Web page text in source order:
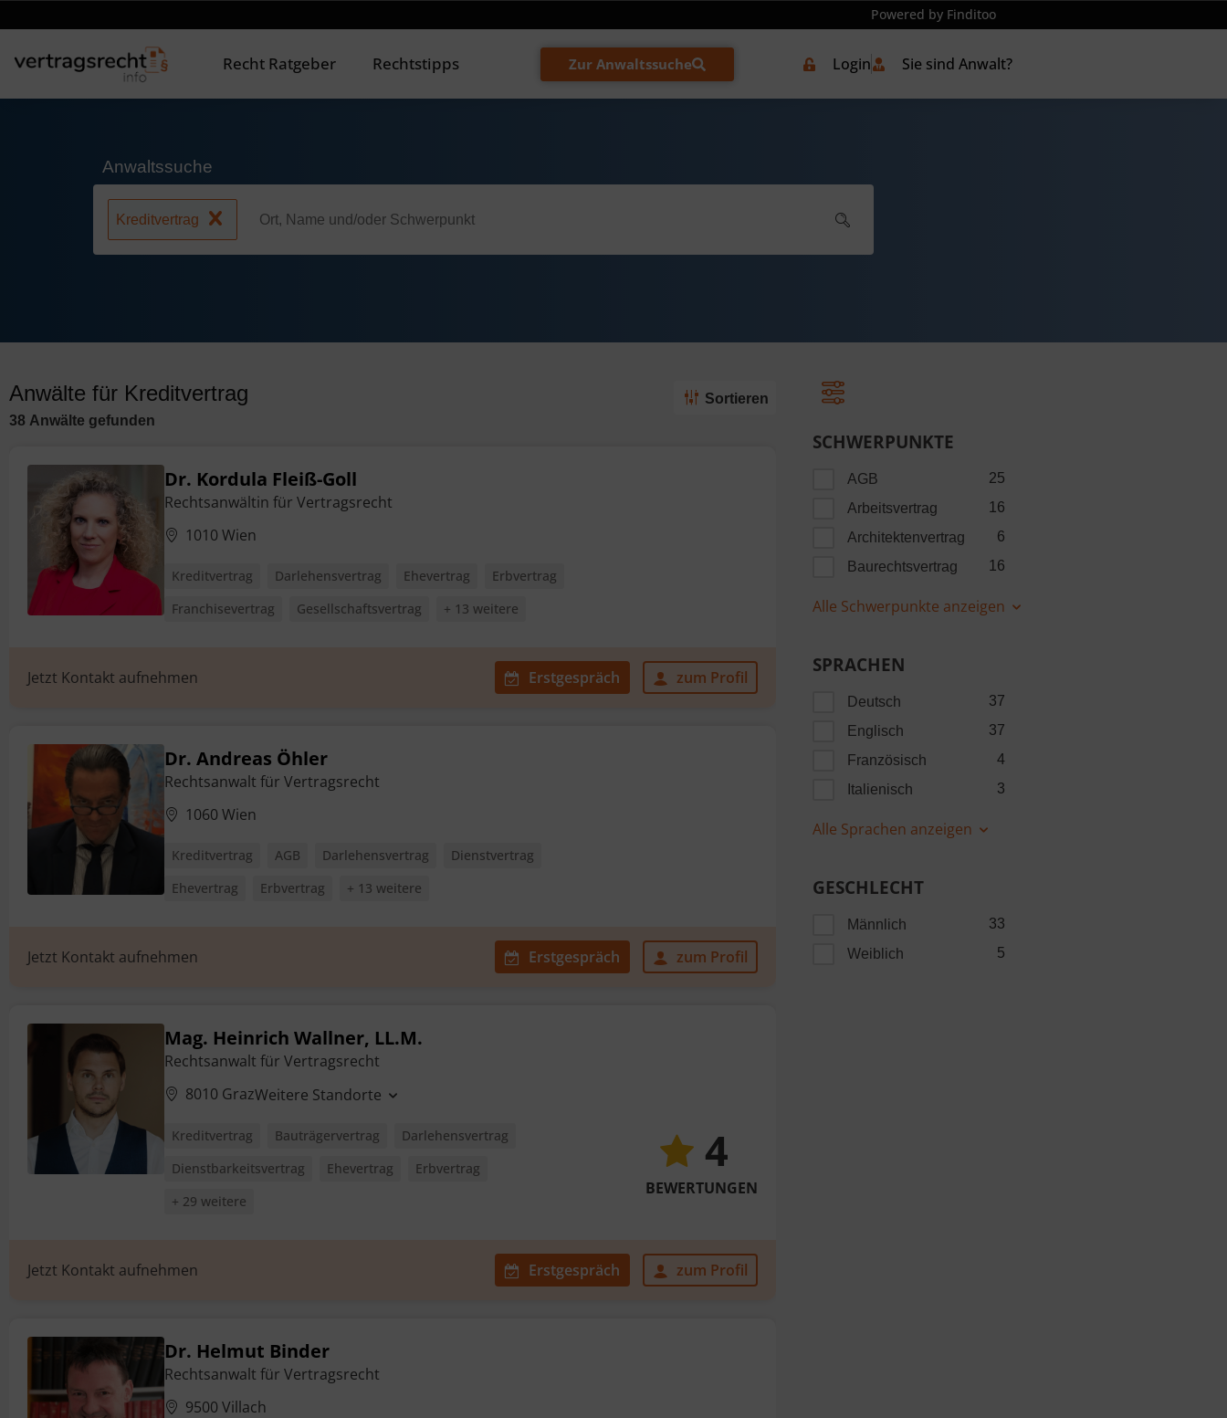
Powered by Finditoo
Recht Ratgeber Rechtstipps Zur Anwaltssuche Login Sie sind Anwalt?
Anwaltssuche
Kreditvertrag
Anwälte für Kreditvertrag
38 Anwälte gefunden
Sortieren
Dr. Kordula Fleiß-Goll
Rechtsanwältin für Vertragsrecht
1010 Wien
Kreditvertrag Darlehensvertrag Ehevertrag
Erbvertrag
Franchisevertrag
Gesellschaftsvertrag + 13 weitere
Jetzt Kontakt aufnehmen Erstgespräch zum Profil
Dr. Andreas Öhler
Rechtsanwalt für Vertragsrecht
1060 Wien
Kreditvertrag AGB Darlehensvertrag
Dienstvertrag
Ehevertrag
Erbvertrag + 13 weitere
Jetzt Kontakt aufnehmen Erstgespräch zum Profil
Mag. Heinrich Wallner, LL.M.
Rechtsanwalt für Vertragsrecht
8010 GrazWeitere Standorte
Kreditvertrag Bauträgervertrag
Darlehensvertrag
Dienstbarkeitsvertrag
Ehevertrag
Erbvertrag
+ 29 weitere
4
BEWERTUNGEN
Jetzt Kontakt aufnehmen Erstgespräch zum Profil
Dr. Helmut Binder
Rechtsanwalt für Vertragsrecht
9500 Villach
SCHWERPUNKTE
AGB
25
Arbeitsvertrag
16
Architektenvertrag
6
Baurechtsvertrag
16
Alle Schwerpunkte anzeigen
SPRACHEN
Deutsch
37
Englisch
37
Französisch
4
Italienisch
3
Alle Sprachen anzeigen
GESCHLECHT
Männlich
33
Weiblich
5